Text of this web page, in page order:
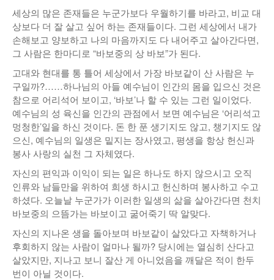
세상의 많은 존재들은 누군가보다 우월하기를 바라고, 비교 대
상보다 더 잘 살고 싶어 하는 존재들이다. 그런 세상에서 내가
손해보고 양보하고 나의 마음까지도 다 내어주고 살아간다면,
그 사람은 한마디로 “바보중의 상 바보”가 된다.
고대와 현대를 통 틀어 세상에서 가장 바보같이 산 사람은 누
구일까?……하나님의 아들 예수님이 인간의 몸을 입으신 것은
참으로 어리석어 보이고, ‘바보’나 할 수 있는 그런 일이었다.
예수님의 성 육신을 인간의 관점에서 보면 예수님은 ‘어리석고
멍청한’일을 하신 것이다. 돈 한 푼 생기지도 않고, 챙기지도 않
으신, 예수님의 일생은 밑지는 장사였고, 평생을 항상 헌신과
봉사 사랑의 실천 그 자체였다.
자신의 편익과 이익이 되는 일은 하나도 하지 않으시고 오직
인류와 남들만을 위하여 희생 하시고 헌신하며 봉사하고 수고
하셨다. 오늘날 누군가가 이러한 일생의 삶을 살아간다면 천치
바보중의 으뜸가는 바보이고 굶어죽기 딱 알맞다.
자신의 지나온 생을 돌아보며 바보같이 살았다고 자책하거나
후회하지 않는 사람이 얼마나 될까? 당시에는 열심히 산다고
살았지만, 지나고 보니 잘산 게 아니었음을 깨달은 적이 한두
번이 아닐 것이다.